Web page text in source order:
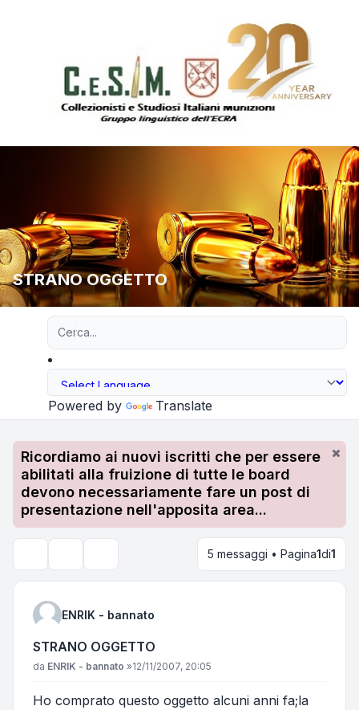
STRANO OGGETTO
Powered by Translate
Ricordiamo ai nuovi iscritti che per essere
abilitati alla fruizione di tutte le board
devono necessariamente fare un post di
presentazione nell'apposita area...
5 messaggi • Pagina1di1
ENRIK - bannato
STRANO OGGETTO
Messaggio
da ENRIK - bannato »12/11/2007, 20:05
Ho comprato questo oggetto alcuni anni fa;la